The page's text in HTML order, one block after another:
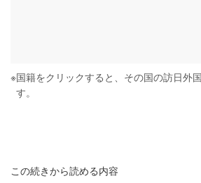
※国籍をクリックすると、その国の訪日外
す。
この続きから読める内容